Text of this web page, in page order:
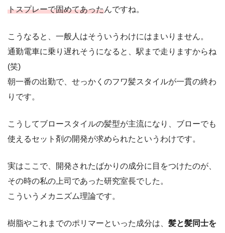
トスプレーで固めてあったんですね。
こうなると、一般人はそういうわけにはまいりません。
通勤電車に乗り遅れそうになると、駅まで走りますからね
(笑)
朝一番の出勤で、せっかくのフワ髪スタイルが一貫の終わ
りです。
こうしてブロースタイルの髪型が主流になり、ブローでも
使えるセット剤の開発が求められたというわけです。
実はここで、開発されたばかりの成分に目をつけたのが、
その時の私の上司であった研究室長でした。
こういうメカニズム理論です。
樹脂やこれまでのポリマーといった成分は、 髪と髪同士を